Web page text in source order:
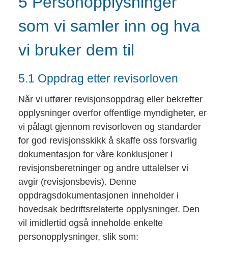
som vi samler inn og hva
vi bruker dem til
5.1 Oppdrag etter revisorloven
Når vi utfører revisjonsoppdrag eller bekrefter
opplysninger overfor offentlige myndigheter, er
vi pålagt gjennom revisorloven og standarder
for god revisjonsskikk å skaffe oss forsvarlig
dokumentasjon for våre konklusjoner i
revisjonsberetninger og andre uttalelser vi
avgir (revisjonsbevis). Denne
oppdragsdokumentasjonen inneholder i
hovedsak bedriftsrelaterte opplysninger. Den
vil imidlertid også inneholde enkelte
personopplysninger, slik som: